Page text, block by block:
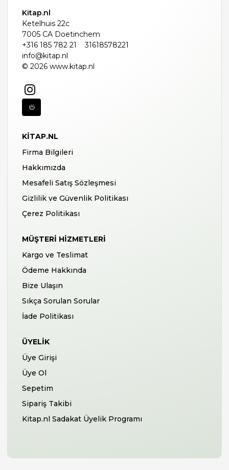
Kitap.nl
Ketelhuis 22c
7005 CA Doetinchem
+316 185 782 21
31618578221
info@kitap.nl
© 2026 www.kitap.nl
KITAP.NL
Firma Bilgileri
Hakkımızda
Mesafeli Satış Sözleşmesi
Gizlilik ve Güvenlik Politikası
Çerez Politikası
MÜŞTERI HIZMETLERI
Kargo ve Teslimat
Ödeme Hakkında
Bize Ulaşın
Sıkça Sorulan Sorular
İade Politikası
ÜYELIK
Üye Girişi
Üye Ol
Sepetim
Sipariş Takibi
Kitap.nl Sadakat Üyelik Programı